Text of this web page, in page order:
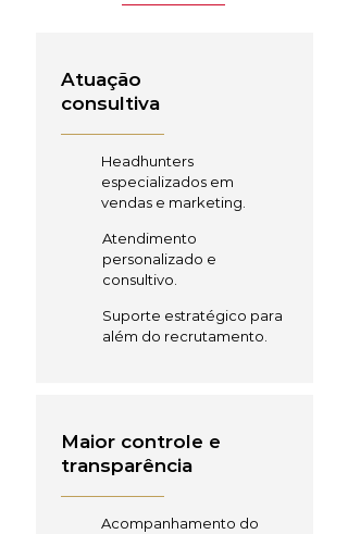
Atuação
consultiva
Headhunters
especializados em
vendas e marketing.
Atendimento
personalizado e
consultivo.
Suporte estratégico para
além do recrutamento.
Maior controle e
transparência
Acompanhamento do